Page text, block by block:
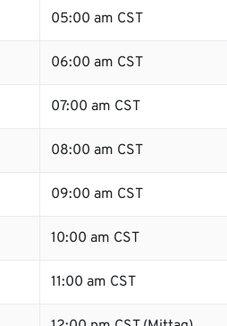
05:00 am CST
06:00 am CST
07:00 am CST
08:00 am CST
09:00 am CST
10:00 am CST
11:00 am CST